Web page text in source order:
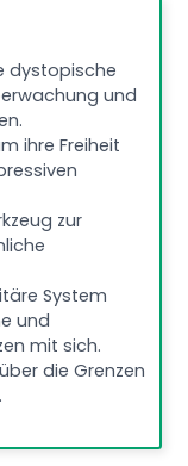
dystopische
und
ihre Freiheit
zur
System
und
mit sich.
die Grenzen